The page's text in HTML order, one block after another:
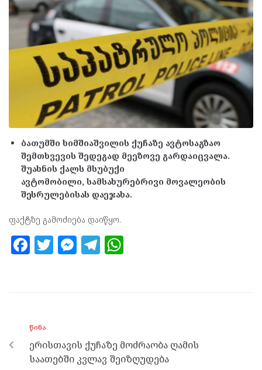
ბათუმში ხიმშიაშვილის ქუჩაზე ავტოსაგზაო
შემთხვევის შედეგად მეეზოვე გარდაიცვალა.
შუახნის ქალს მსუბუქი
ავტომობილი, სამსახურებრივი მოვალეობის
შესრულებისას დაეჯახა.
ფაქტზე გამოძიება დაიწყო.
F
o
o
k
T M
er
T
m p
p
ᲬᲘᲜᲐ
ერისთავის ქუჩაზე მოძრაობა ღამის
საათებში კვლავ შეიზღუდება